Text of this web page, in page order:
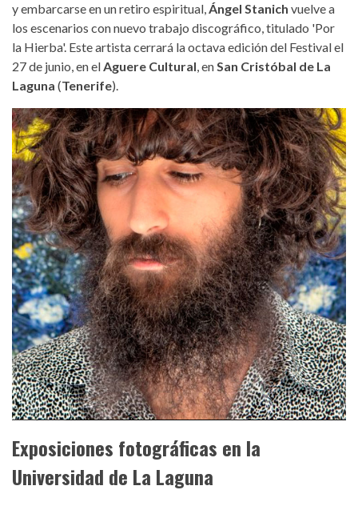
y embarcarse en un retiro espiritual,Ángel Stanich vuelve a
los escenarios con nuevo trabajo discográfico, titulado 'Por
la Hierba'. Este artista cerrará la octava edición del Festival el
27 de junio, en elAguere Cultural, enSan Cristóbal de La
Laguna (Tenerife).
stanich-angel.jpg
Exposiciones fotográficas en la
Universidad de La Laguna